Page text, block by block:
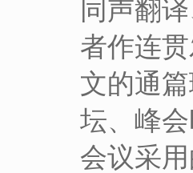
同声翻
者作连
文的通
坛、峰
会议采